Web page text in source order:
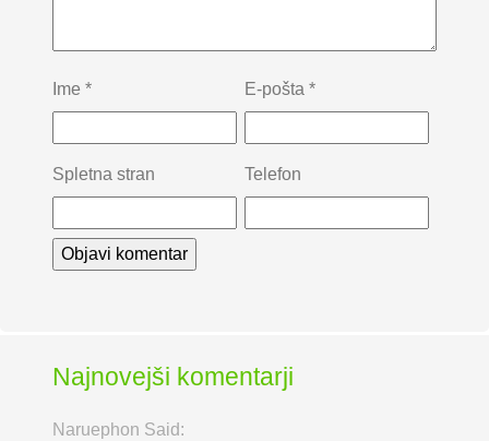
Ime * E-pošta *
Spletna stran Telefon
Najnovejši komentarji
Naruephon Said: